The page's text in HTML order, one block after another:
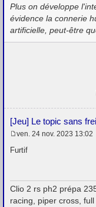
e
Plus on développe
évidence la connerie
artificielle, peut-être
[Jeu] Le topic sans
e
g
e
ven. 24 nov. 2023 13:02
Furtif
Clio 2 rs ph2 prépa
racing, piper cross,